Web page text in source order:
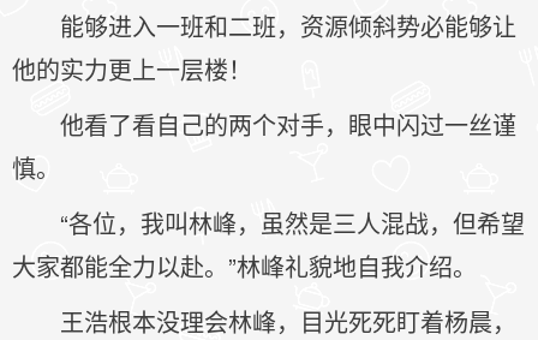
能够进入一班和二班，资源倾斜势必能够让
他的实力更上一层楼！
他看了看自己的两个对手，眼中闪过一丝谨
慎。
“各位，我叫林峰，虽然是三人混战，但希望
大家都能全力以赴。”林峰礼貌地自我介绍。
王浩根本没理会林峰，目光死死盯着杨晨，